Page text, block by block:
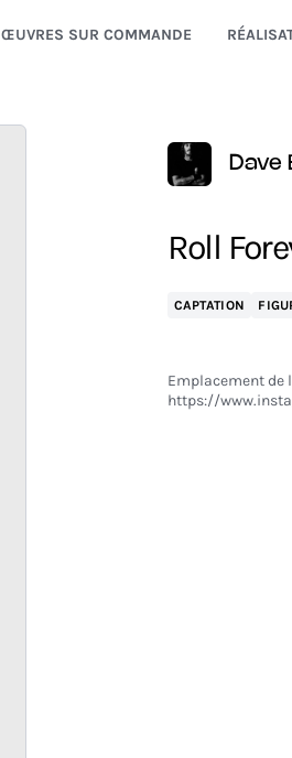
ŒUVRES SUR COMMANDE
Dave
Roll
CAPTATION
Emplacement de
https://